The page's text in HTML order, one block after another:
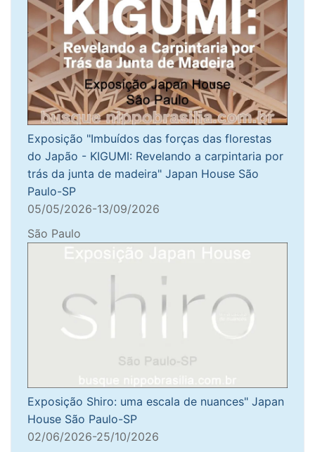
Exposição "Imbuídos das forças das florestas
do Japão - KIGUMI: Revelando a carpintaria por
trás da junta de madeira" Japan House São
Paulo-SP
05/05/2026-13/09/2026
São Paulo
Exposição Shiro: uma escala de nuances" Japan
House São Paulo-SP
02/06/2026-25/10/2026